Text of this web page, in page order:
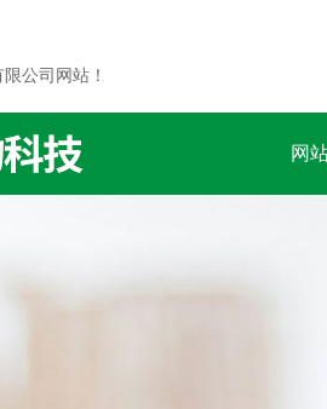
公司网站！
网